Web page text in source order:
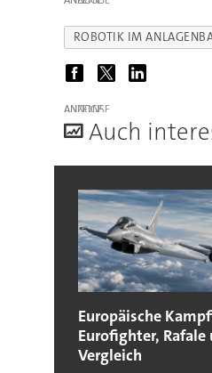
ROBOTIK IM
ANZEIGE
Auch
Europäische
Eurofighter,
Vergleich